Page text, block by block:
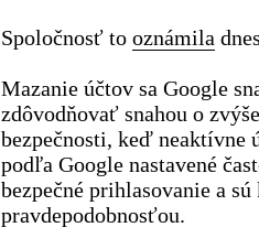
Spoločnosť to oznámila
Mazanie účtov sa Google
zdôvodňovať snahou o
bezpečnosti, keď neaktívne
podľa Google nastavené
bezpečné prihlasovanie a
pravdepodobnosťou.